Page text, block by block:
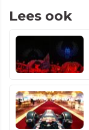
Lees ook